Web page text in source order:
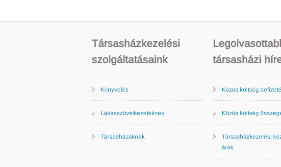
Társasházkezelési
szolgáltatásaink
Könyvelés
Lakásszövetkezeteknek
Társasházaknak
társasházi
Közös költség
Közös költség
Társasházkezelés,
árak